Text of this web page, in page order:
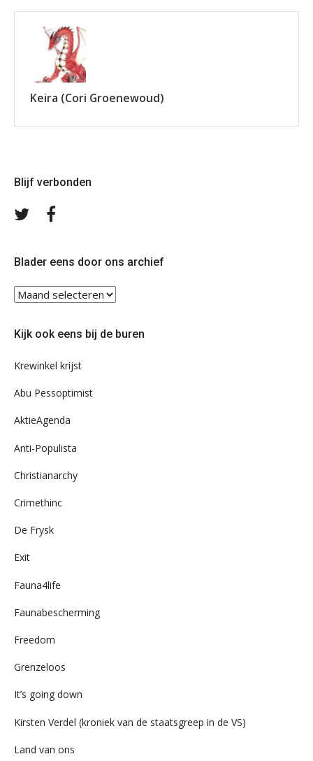
Keira (Cori Groenewoud)
Blijf verbonden
Volg
Blader eens door ons archief
Blader
eens
ons
Kijk ook eens bij de buren
Krewinkel krijst
Abu Pessoptimist
AktieAgenda
Anti-Populista
Christianarchy
Crimethinc
De Frysk
Exit
Fauna4life
Faunabescherming
Freedom
Grenzeloos
It’s going down
Kirsten Verdel (kroniek van de staatsgreep in de VS)
Land van ons